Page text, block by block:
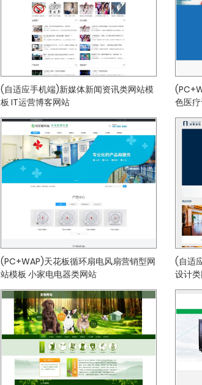
(自适应手机端)新媒体新闻资讯类网站模
板 IT运营博客网站
色医
(PC+WAP)天花板循环扇电风扇营销型网
站模板 小家电电器类网站
(自适
设计
网站